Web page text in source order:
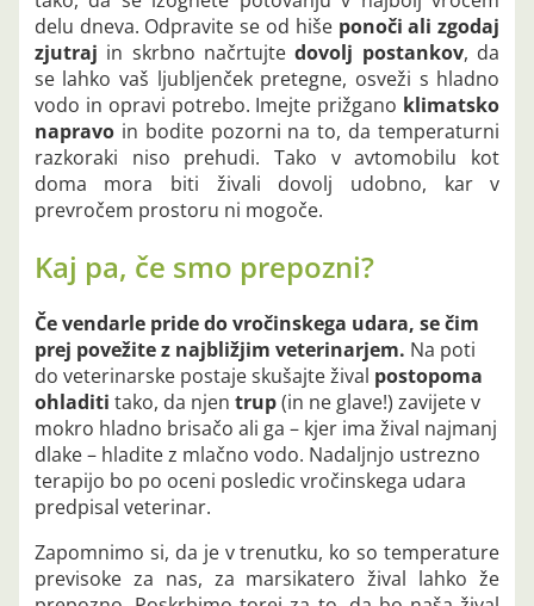
delu dneva. Odpravite se od hiše ponoči ali zgodaj
zjutraj in skrbno načrtujtedovolj postankov, da
se lahko vaš ljubljenček pretegne, osveži s hladno
vodo in opravi potrebo. Imejte prižgano klimatsko
napravoin bodite pozorni na to, da temperaturni
razkoraki niso prehudi. Tako v avtomobilu kot
doma mora biti živali dovolj udobno, kar v
prevročem prostoru ni mogoče.
Kaj pa, če smo prepozni?
Če vendarle pride do vročinskega udara, se čim
prej povežite z najbližjim veterinarjem. Na poti
do veterinarske postaje skušajte žival postopoma
ohladiti tako, da njen trup(in ne glave!) zavijete v
mokro hladno brisačo ali ga – kjer ima žival najmanj
dlake – hladite z mlačno vodo. Nadaljnjo ustrezno
terapijo bo po oceni posledic vročinskega udara
predpisal veterinar.
Zapomnimo si, da je v trenutku, ko so temperature
previsoke za nas, za marsikatero žival lahko že